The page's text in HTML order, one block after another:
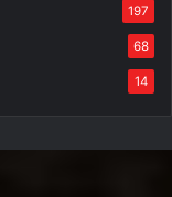
197
68
14